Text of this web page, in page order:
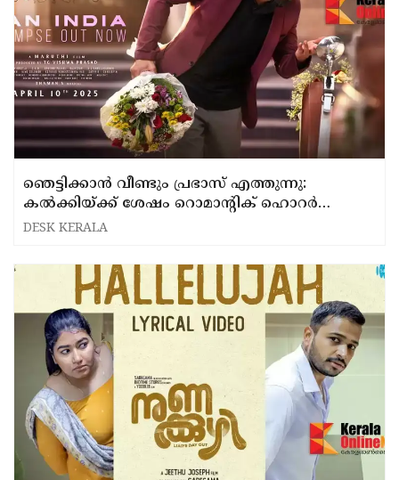
ഞെട്ടിക്കാന്‍ വീണ്ടും പ്രഭാസ് എത്തുന്നു:
കല്‍ക്കിയ്ക്ക് ശേഷം റൊമാന്റിക് ഹൊറര്‍
പശ്ചാത്തലത്തില്‍ ‘രാജാസാബ്
DESK KERALA